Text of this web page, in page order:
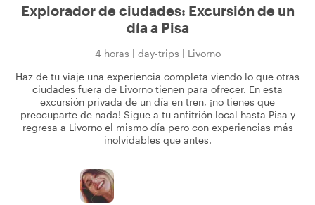
Explorador de ciudades: Excursión de un
día a Pisa
4 horas | day-trips | Livorno
Haz de tu viaje una experiencia completa viendo lo que otras
ciudades fuera de Livorno tienen para ofrecer. En esta
excursión privada de un día en tren, ¡no tienes que
preocuparte de nada! Sigue a tu anfitrión local hasta Pisa y
regresa a Livorno el mismo día pero con experiencias más
inolvidables que antes.